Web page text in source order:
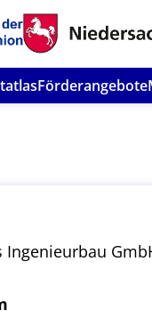
Förderangebote
Ingenieurbau